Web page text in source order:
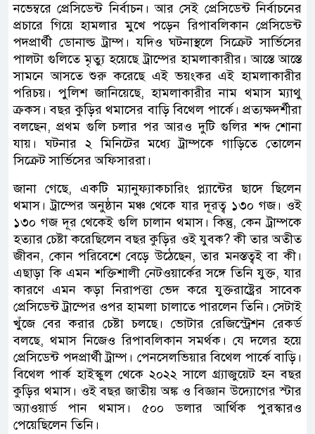
নভেম্বরে প্রেসিডেন্ট নির্বাচন। আর সেই প্রেসিডেন্ট নির্বাচনের
প্রচারে গিয়ে হামলার মুখে পড়েন রিপাবলিকান প্রেসিডেন্ট
পদপ্রার্থী ডোনাল্ড ট্রাম্প। যদিও ঘটনাস্থলে সিক্রেট সার্ভিসের
পালটা গুলিতে মৃত্যু হয়েছে ট্রাম্পের হামলাকারীর। আস্তে আস্তে
সামনে আসতে শুরু করেছে এই ভয়ংকর এই হামলাকারীর
পরিচয়। পুলিশ জানিয়েছে, হামলাকারীর নাম থমাস ম্যাথু
ক্রকস। বছর কুড়ির থমাসের বাড়ি বিথেল পার্কে। প্রত্যক্ষদর্শীরা
বলছেন, প্রথম গুলি চলার পর আরও দুটি গুলির শব্দ শোনা
যায়। ঘটনার ২ মিনিটের মধ্যে ট্রাম্পকে গাড়িতে তোলেন
সিক্রেট সার্ভিসের অফিসাররা।
জানা গেছে, একটি ম্যানুফ্যাকচারিং প্ল্যান্টের ছাদে ছিলেন
থমাস। ট্রাম্পের অনুষ্ঠান মঞ্চ থেকে যার দূরত্ব ১৩০ গজ। ওই
১৩০ গজ দূর থেকেই গুলি চালান থমাস। কিন্তু, কেন ট্রাম্পকে
হত্যার চেষ্টা করেছিলেন বছর কুড়ির ওই যুবক? কী তার অতীত
জীবন, কোন পরিবেশে বেড়ে উঠেছেন, তার মনস্তত্বই বা কী।
এছাড়া কি এমন শক্তিশালী নেটওয়ার্কের সঙ্গে তিনি যুক্ত, যার
কারণে এমন কড়া নিরাপত্তা ভেদ করে যুক্তরাষ্ট্রের সাবেক
প্রেসিডেন্ট ট্রাম্পের ওপর হামলা চালাতে পারলেন তিনি। সেটাই
খুঁজে বের করার চেষ্টা চলছে। ভোটার রেজিস্ট্রেশন রেকর্ড
বলছে, থমাস নিজেও রিপাবলিকান সমর্থক। যে দলের হয়ে
প্রেসিডেন্ট পদপ্রার্থী ট্রাম্প। পেনসেলভিয়ার বিথেল পার্কে বাড়ি।
বিথেল পার্ক হাইস্কুল থেকে ২০২২ সালে গ্র্যাজুয়েট হন বছর
কুড়ির থমাস। ওই বছর জাতীয় অঙ্ক ও বিজ্ঞান উদ্যোগের স্টার
অ্যাওয়ার্ড পান থমাস। ৫০০ ডলার আর্থিক পুরস্কারও
পেয়েছিলেন তিনি।